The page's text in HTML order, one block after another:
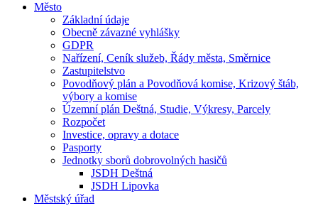
Město
Základní údaje
Obecně závazné vyhlášky
GDPR
Nařízení, Ceník služeb, Řády města, Směrnice
Zastupitelstvo
Povodňový plán a Povodňová komise, Krizový štáb,
výbory a komise
Územní plán Deštná, Studie, Výkresy, Parcely
Rozpočet
Investice, opravy a dotace
Pasporty
Jednotky sborů dobrovolných hasičů
JSDH Deštná
JSDH Lipovka
Městský úřad